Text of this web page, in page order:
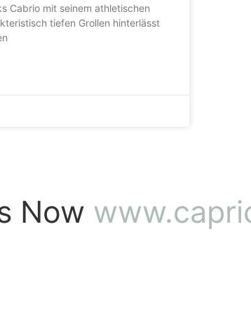
Cabrio mit seinem athletischen
tiefen Grollen hinterlässt
Now